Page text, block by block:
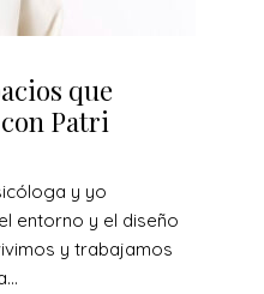
que
Patri
y yo
entorno y el diseño
y trabajamos